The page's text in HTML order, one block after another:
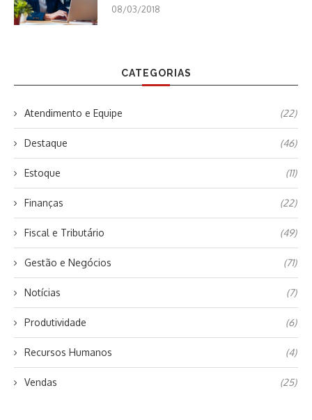
08/03/2018
CATEGORIAS
Atendimento e Equipe (22)
Destaque (46)
Estoque (11)
Finanças (22)
Fiscal e Tributário (49)
Gestão e Negócios (71)
Notícias (7)
Produtividade (6)
Recursos Humanos (4)
Vendas (25)